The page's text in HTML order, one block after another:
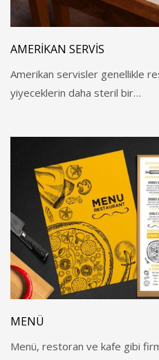
AMERIKAN SERVIS
Amerikan servisler genellikle
yiyeceklerin daha steril bir…
MENÜ
Menü, restoran ve kafe gibi